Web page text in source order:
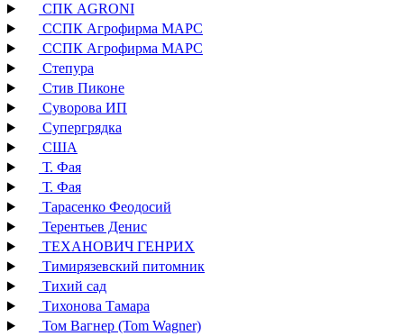
СПК AGRONI
ССПК Агрофирма МАРС
ССПК Агрофирма МАРС
Степура
Стив Пиконе
Суворова ИП
Супергрядка
США
Т. Фая
Т. Фая
Тарасенко Феодосий
Терентьев Денис
ТЕХАНОВИЧ ГЕНРИХ
Тимирязевский питомник
Тихий сад
Тихонова Тамара
Том Вагнер (Tom Wagner)